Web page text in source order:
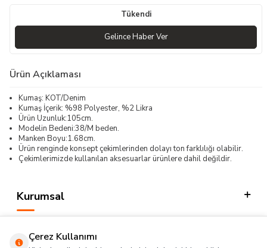
Tükendi
Gelince Haber Ver
Ürün Açıklaması
Kumaş: KOT/Denim
Kumaş İçerik: %98 Polyester, %2 Likra
Ürün Uzunluk:105cm.
Modelin Bedeni:38/M beden.
Manken Boyu:1.68cm.
Ürün renginde konsept çekimlerinden dolayı ton farklılığı olabilir.
Çekimlerimizde kullanılan aksesuarlar ürünlere dahil değildir.
Kurumsal
Çerez Kullanımı